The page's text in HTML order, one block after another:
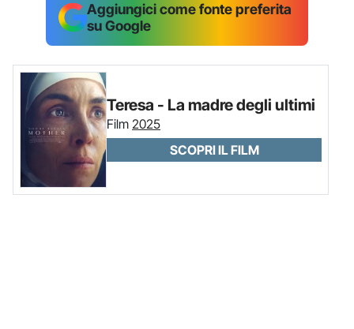
Aggiungici come fonte preferita
su Google
Teresa - La madre degli ultimi
Film 2025
SCOPRI IL FILM